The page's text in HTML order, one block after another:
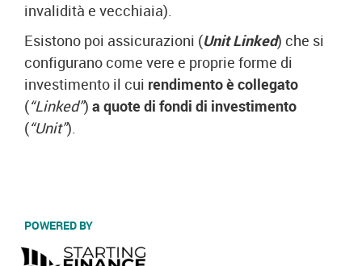
invalidità e vecchiaia).
Esistono poi assicurazioni (Unit Linked) che si
configurano come vere e proprie forme di
investimento il cui rendimento è collegato
(“Linked”) a quote di fondi di investimento
(“Unit”).
POWERED BY